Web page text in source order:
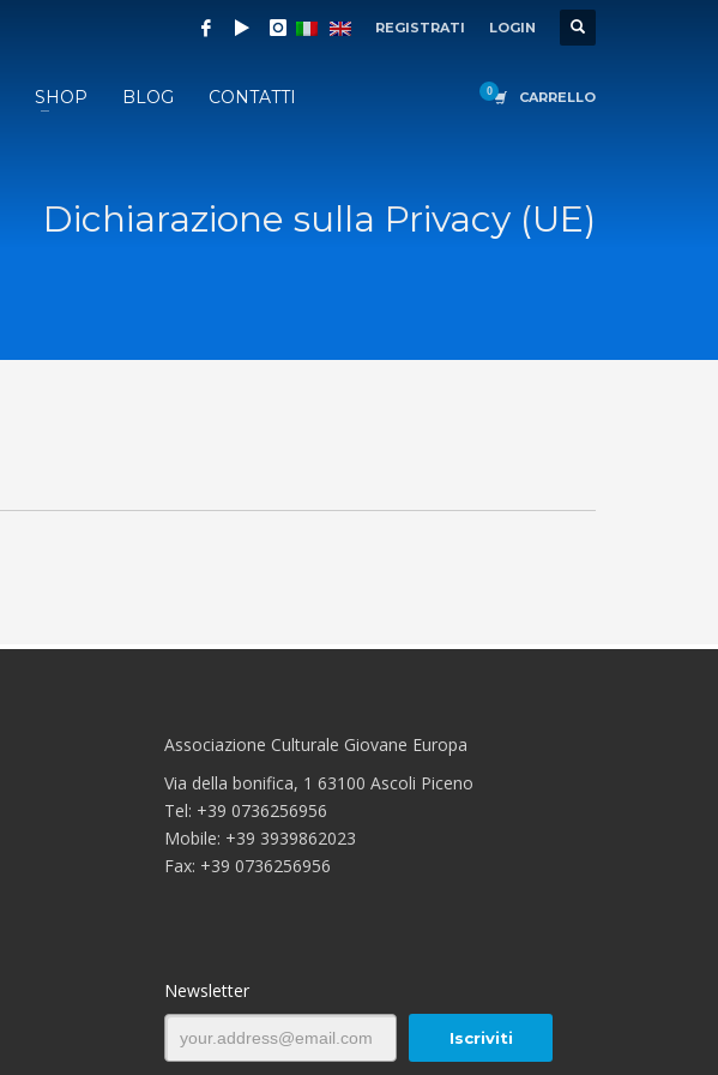
REGISTRATI LOGIN
SHOP BLOG CONTATTI CARRELLO
Dichiarazione sulla Privacy (UE)
Associazione Culturale Giovane Europa
Via della bonifica, 1 63100 Ascoli Piceno
Tel: +39 0736256956
Mobile: +39 3939862023
Fax: +39 0736256956
Newsletter